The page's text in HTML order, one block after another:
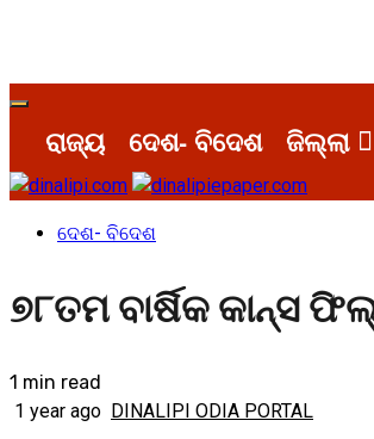
Primary
Menuରାଜ୍ୟ ଦେଶ- ବିଦେଶ ଜିଲ୍ଲା
ଦେଶ- ବିଦେଶ
୭୮ତମ ବାର୍ଷିକ କାନ୍ସ
1 min read
1 year ago DINALIPI ODIA PORTAL